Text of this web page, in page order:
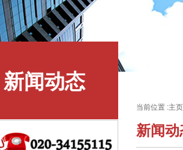
新闻动态
当前位置 :主页
新闻动